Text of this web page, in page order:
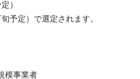
）
予定）で選定されます。
者
模事業者